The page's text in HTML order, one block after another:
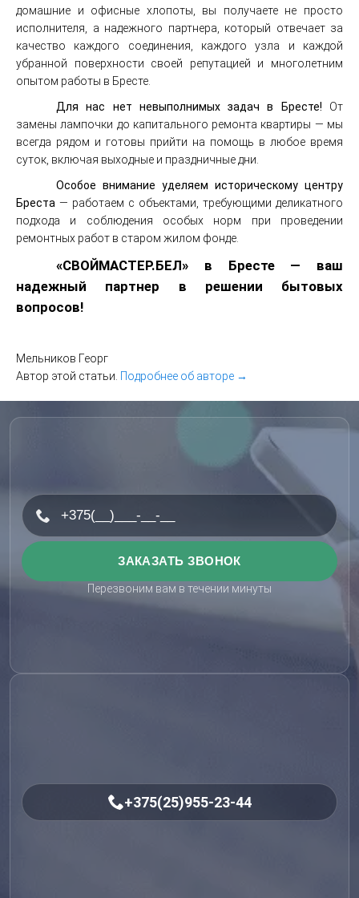
домашние и офисные хлопоты, вы получаете не просто
исполнителя, а надежного партнера, который отвечает за
качество каждого соединения, каждого узла и каждой
убранной поверхности своей репутацией и многолетним
опытом работы в Бресте.
Для нас нет невыполнимых задач в Бресте! От
замены лампочки до капитального ремонта квартиры — мы
всегда рядом и готовы прийти на помощь в любое время
суток, включая выходные и праздничные дни.
Особое внимание уделяем историческому центру
Бреста — работаем с объектами, требующими деликатного
подхода и соблюдения особых норм при проведении
ремонтных работ в старом жилом фонде.
«СВОЙМАСТЕР.БЕЛ» в Бресте — ваш
надежный партнер в решении бытовых
вопросов!
Мельников Георг
Автор этой статьи. Подробнее об авторе →
Перезвоним вам в течении минуты
+375(25)955-23-44